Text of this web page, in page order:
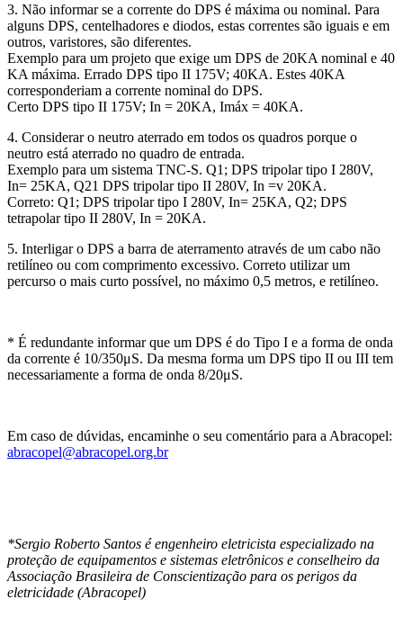
3. Não informar se a corrente do DPS é máxima ou nominal. Para
alguns DPS, centelhadores e diodos, estas correntes são iguais e em
outros, varistores, são diferentes.
Exemplo para um projeto que exige um DPS de 20KA nominal e 40
KA máxima. Errado DPS tipo II 175V; 40KA. Estes 40KA
corresponderiam a corrente nominal do DPS.
Certo DPS tipo II 175V; In = 20KA, Imáx = 40KA.
4. Considerar o neutro aterrado em todos os quadros porque o
neutro está aterrado no quadro de entrada.
Exemplo para um sistema TNC-S. Q1; DPS tripolar tipo I 280V,
In= 25KA, Q21 DPS tripolar tipo II 280V, In =v 20KA.
Correto: Q1; DPS tripolar tipo I 280V, In= 25KA, Q2; DPS
tetrapolar tipo II 280V, In = 20KA.
5. Interligar o DPS a barra de aterramento através de um cabo não
retilíneo ou com comprimento excessivo. Correto utilizar um
percurso o mais curto possível, no máximo 0,5 metros, e retilíneo.
* É redundante informar que um DPS é do Tipo I e a forma de onda
da corrente é 10/350μS. Da mesma forma um DPS tipo II ou III tem
necessariamente a forma de onda 8/20μS.
Em caso de dúvidas, encaminhe o seu comentário para a Abracopel:
abracopel@abracopel.org.br
*Sergio Roberto Santos é engenheiro eletricista especializado na
proteção de equipamentos e sistemas eletrônicos e conselheiro da
Associação Brasileira de Conscientização para os perigos da
eletricidade (Abracopel)